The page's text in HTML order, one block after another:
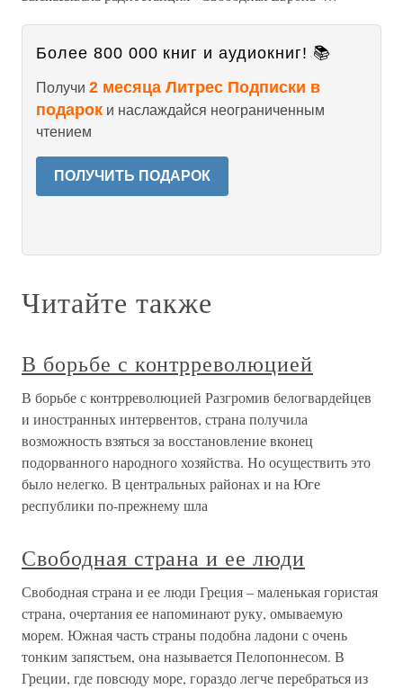
Более 800 000 книг и аудиокниг! 📚
Получи 2 месяца Литрес Подписки в
подарок и наслаждайся неограниченным
чтением
ПОЛУЧИТЬ ПОДАРОК
Читайте также
В борьбе с контрреволюцией
В борьбе с контрреволюцией Разгромив белогвардейцев
и иностранных интервентов, страна получила
возможность взяться за восстановление вконец
подорванного народного хозяйства. Но осуществить это
было нелегко. В центральных районах и на Юге
республики по-прежнему шла
Свободная страна и ее люди
Свободная страна и ее люди Греция – маленькая гористая
страна, очертания ее напоминают руку, омываемую
морем. Южная часть страны подобна ладони с очень
тонким запястьем, она называется Пелопоннесом. В
Греции, где повсюду море, гораздо легче перебраться из